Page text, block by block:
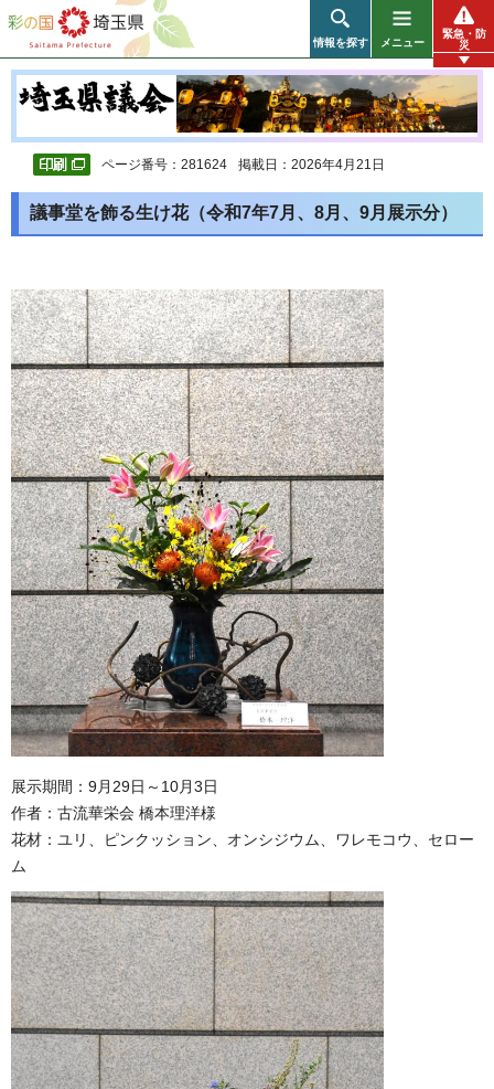
彩の国 埼玉県
情報を探す メニュー
緊急・防
災
ページ番号：281624 掲載日：2026年4月21日
議事堂を飾る生け花（令和7年7月、8月、9月展示分）
展示期間：9月29日～10月3日
作者：古流華栄会 橋本理洋様
花材：ユリ、ピンクッション、オンシジウム、ワレモコウ、セロー
ム